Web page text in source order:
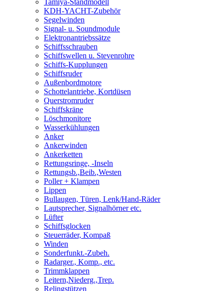
KDH-YACHT-Zubehör
Segelwinden
Signal- u. Soundmodule
Elektronantriebssätze
Schiffsschrauben
Schiffswellen u. Stevenrohre
Schiffs-Kupplungen
Schiffsruder
Außenbordmotore
Schottelantriebe, Kortdüsen
Querstromruder
Schiffskräne
Löschmonitore
Wasserkühlungen
Anker
Ankerwinden
Ankerketten
Rettungsringe, -Inseln
Rettungsb.,Beib.,Westen
Poller + Klampen
Lippen
Bullaugen, Türen, Lenk/Hand-Räder
Lautsprecher, Signalhörner etc.
Lüfter
Schiffsglocken
Steuerräder, Kompaß
Winden
Sonderfunkt.-Zubeh.
Radarger., Komp., etc.
Trimmklappen
Leitern,Niederg.,Trep.
Relingstützen